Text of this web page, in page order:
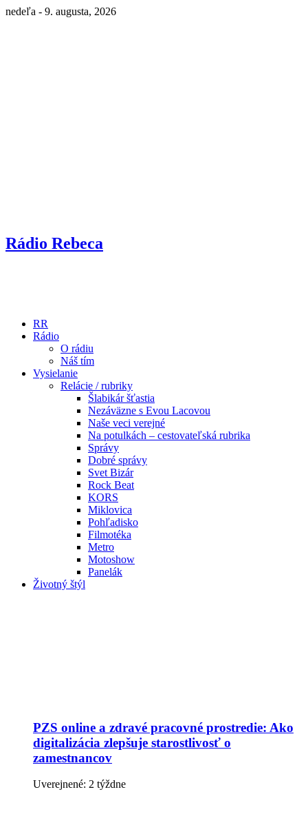
nedeľa - 9. augusta, 2026
Rádio Rebeca
RR
Rádio
O rádiu
Náš tím
Vysielanie
Relácie / rubriky
Šlabikár šťastia
Nezáväzne s Evou Lacovou
Naše veci verejné
Na potulkách – cestovateľská rubrika
Správy
Dobré správy
Svet Bizár
Rock Beat
KORS
Miklovica
Pohľadisko
Filmotéka
Metro
Motoshow
Panelák
Životný štýl
PZS online a zdravé pracovné prostredie: Ako
digitalizácia zlepšuje starostlivosť o
zamestnancov
Uverejnené: 2 týždne